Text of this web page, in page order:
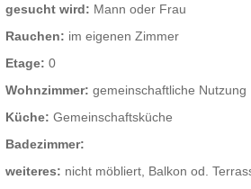
gesucht wird: Mann oder Frau
Rauchen: im eigenen Zimmer
Etage: 0
Wohnzimmer: gemeinschaftliche Nutzung
Küche: Gemeinschaftsküche
Badezimmer:
weiteres: nicht möbliert, Balkon od.